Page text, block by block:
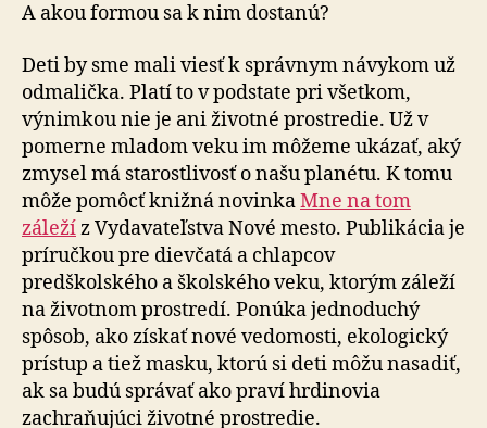
A akou formou sa k nim dostanú?
Deti by sme mali viesť k správnym návykom už
odmalička. Platí to v podstate pri všetkom,
výnimkou nie je ani životné prostredie. Už v
pomerne mladom veku im môžeme ukázať, aký
zmysel má starostlivosť o našu planétu. K tomu
môže pomôcť knižná novinkaMne na tom
záležíz Vydavateľstva Nové mesto. Publikácia je
príručkou pre dievčatá a chlapcov
predškolského a školského veku, ktorým záleží
na životnom prostredí. Ponúka jednoduchý
spôsob, ako získať nové vedomosti, ekologický
prístup a tiež masku, ktorú si deti môžu nasadiť,
ak sa budú správať ako praví hrdinovia
zachraňujúci životné prostredie.